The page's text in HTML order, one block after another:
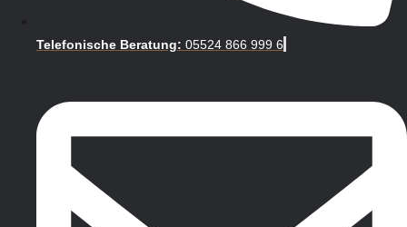
Telefonische Beratung: 05524 866 999 6